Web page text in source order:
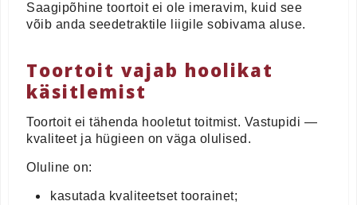
Saagipõhine toortoit ei ole imeravim, kuid see
võib anda seedetraktile liigile sobivama aluse.
Toortoit vajab hoolikat
käsitlemist
Toortoit ei tähenda hooletut toitmist. Vastupidi —
kvaliteet ja hügieen on väga olulised.
Oluline on:
kasutada kvaliteetset toorainet;